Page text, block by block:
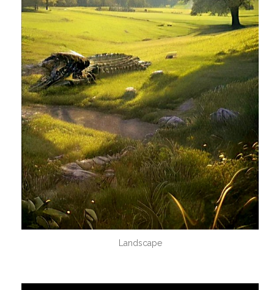
Landscape